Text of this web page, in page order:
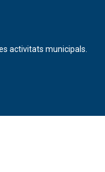
activitats municipals.